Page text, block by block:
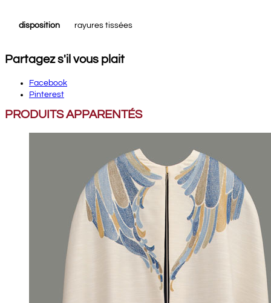
disposition rayures tissées
Partagez s'il vous plait
Facebook
Pinterest
PRODUITS APPARENTÉS